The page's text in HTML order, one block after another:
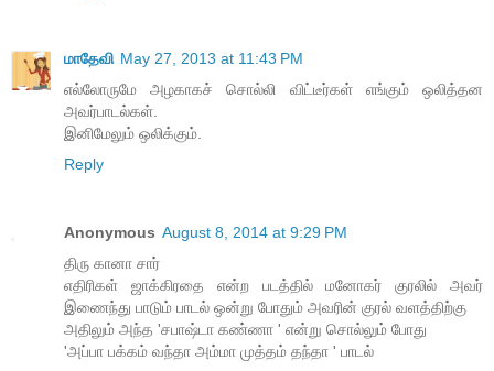
மாதேவி May 27, 2013 at 11:43 PM
எல்லோருமே அழகாகச் சொல்லி விட்டீர்கள் எங்கும் ஒலித்தன
அவர்பாடல்கள்.
இனிமேலும் ஒலிக்கும்.
Reply
Anonymous August 8, 2014 at 9:29 PM
திரு கானா சார்
எதிரிகள் ஜாக்கிரதை என்ற படத்தில் மனோகர் குரலில் அவர்
இணைந்து பாடும் பாடல் ஒன்று போதும் அவரின் குரல் வளத்திற்கு
அதிலும் அந்த 'சபாஷ்டா கண்ணா ' என்று சொல்லும் போது
'அப்பா பக்கம் வந்தா அம்மா முத்தம் தந்தா ' பாடல்